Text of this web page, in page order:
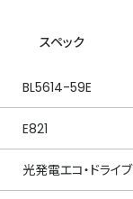
スペック
BL5614-59E
E821
光発電エコ・ドライブ